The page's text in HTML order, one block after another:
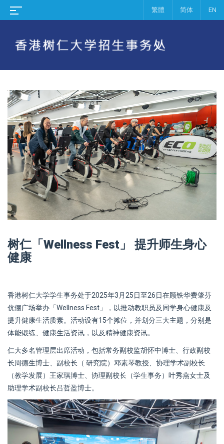
繁體 简体 EN
树仁「Wellness Fest」 提升师生身心
健康
香港树仁大学学生事务处于2025年3月25日至26日在顾铁华费肇芬
伉俪广场举办「Wellness Fest」，以推动教职员及同学身心健康及
提升健康生活质素。活动设有15个摊位，并划分三大主题，分别是
体能锻练、健康生活资讯，以及精神健康资讯。
仁大多名管理层出席活动，包括常务副校监胡怀中博士、行政副校
长周德生博士、副校长（ 研究院）邓素琴教授、协理学术副校长
（教学发展）王家琪博士、协理副校长（学生事务）叶秀燕女士及
助理学术副校长吕哲盈博士。